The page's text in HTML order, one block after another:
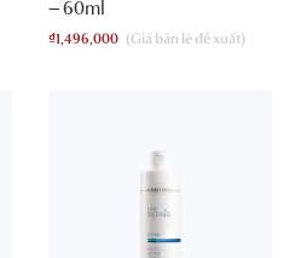
– 60ml
₫ 1,496,000